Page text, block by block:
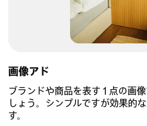
画像アド
ブランドや商品を表す 1 点の画
しょう。シンプルですが効果的
す。